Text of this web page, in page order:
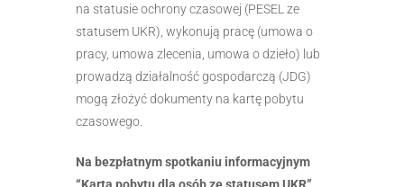
na statusie ochrony czasowej (PESEL ze
statusem UKR), wykonują pracę (umowa o
pracy, umowa zlecenia, umowa o dzieło) lub
prowadzą działalność gospodarczą (JDG)
mogą złożyć dokumenty na kartę pobytu
czasowego.
Na bezpłatnym spotkaniu informacyjnym
“Karta pobytu dla osób ze statusem UKR”